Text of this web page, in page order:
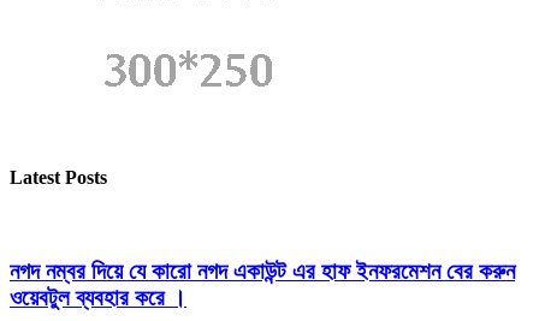
Latest Posts
নগদ নম্বর দিয়ে যে কারো নগদ একাউন্ট এর হাফ ইনফরমেশন বের করুন
ওয়েবটুল ব্যবহার করে ।